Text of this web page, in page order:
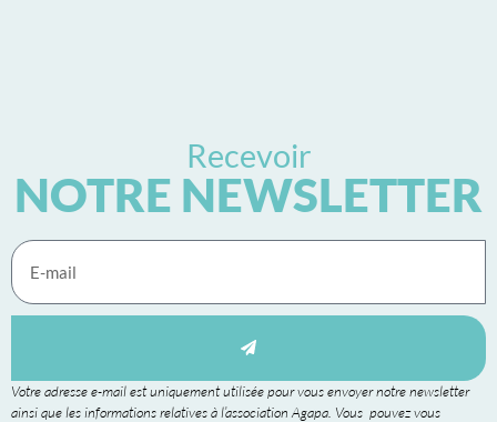
Recevoir
NOTRE NEWSLETTER
Votre adresse e-mail est uniquement utilisée pour vous envoyer notre newsletter
ainsi que les informations relatives à l’association Agapa. Vous pouvez vous